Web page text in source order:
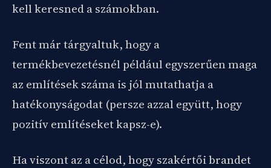
kell keresned a számokban.
Fent már tárgyaltuk, hogy a
termékbevezetésnél például egyszerűen maga
az említések száma is jól mutathatja a
hatékonyságodat (persze azzal együtt, hogy
pozitív említéseket kapsz-e).
Ha viszont az a célod, hogy szakértői brandet